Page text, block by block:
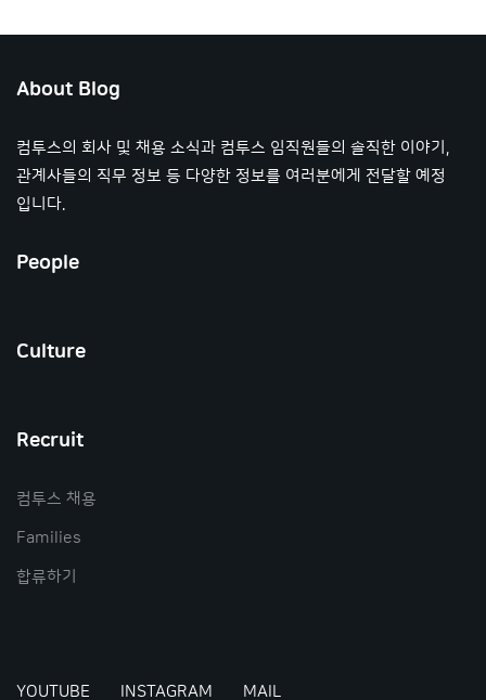
About Blog
컴투스의 회사 및 채용 소식과 컴투스 임직원들의 솔직한 이야기,
관계사들의 직무 정보 등 다양한 정보를 여러분에게 전달할 예정
입니다.
People
Culture
Recruit
컴투스 채용
Families
합류하기
YOUTUBE INSTAGRAM MAIL